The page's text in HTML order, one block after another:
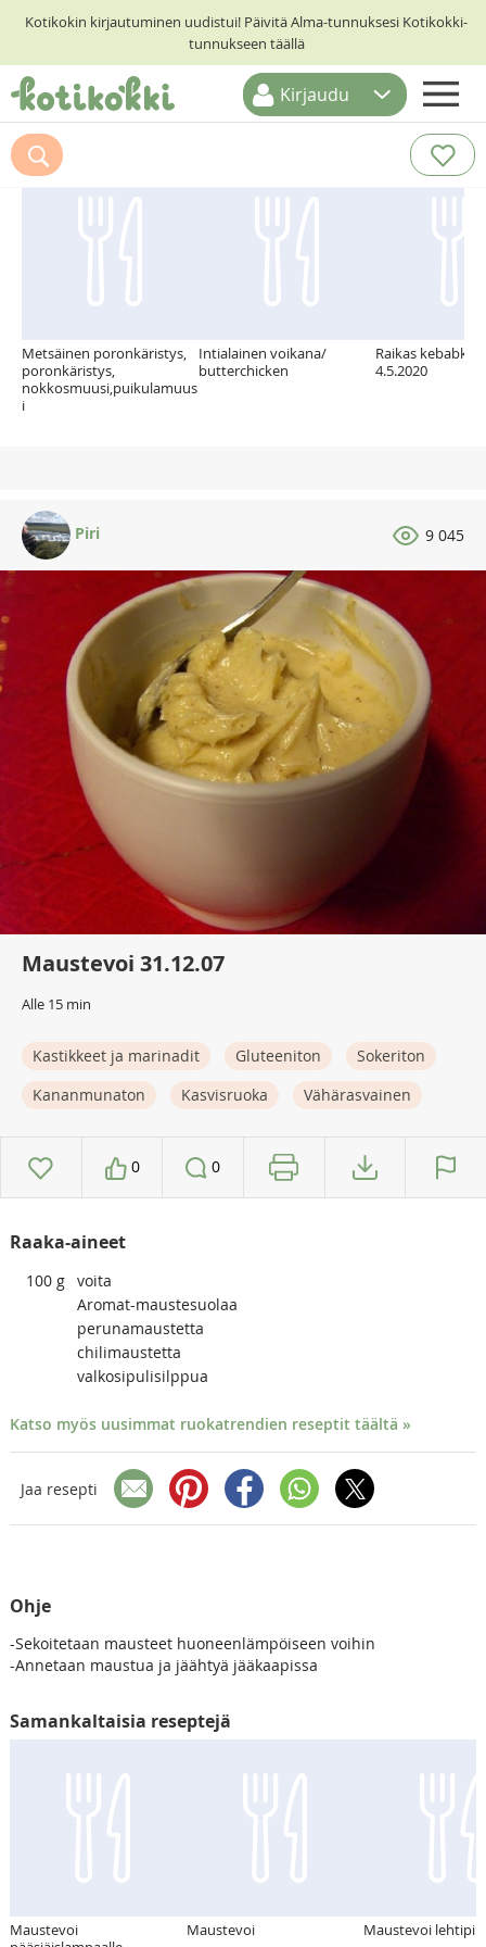
Kotikokin kirjautuminen uudistui! Päivitä Alma-tunnuksesi Kotikokki-
tunnukseen täällä
ETUSIVU
RESEPTIHAKU
Kirjaudu
Suosittelemme myös
Metsäinen poronkäristys,
poronkäristys,
nokkosmuusi,puikulamuus
i
Intialainen voikana/
butterchicken
Raikas
4.5.2020
Piri 9 045
Maustevoi 31.12.07
Alle 15 min
Kastikkeet ja marinadit Gluteeniton
Sokeriton
Kananmunaton
Kasvisruoka Vähärasvainen
0 0
Raaka-aineet
100 g voita
Aromat-maustesuolaa
perunamaustetta
chilimaustetta
valkosipulisilppua
Katso myös uusimmat ruokatrendien reseptit täältä »
Jaa resepti
Ohje
-Sekoitetaan mausteet huoneenlämpöiseen voihin
-Annetaan maustua ja jäähtyä jääkaapissa
Samankaltaisia reseptejä
Maustevoi
Maustevoi Maustevoi